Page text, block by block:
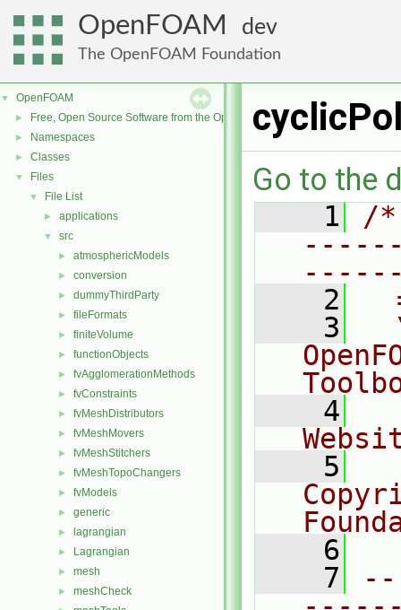
OpenFOAM dev
The OpenFOAM Foundation
▼ OpenFOAM
► Free, Open Source Software from the OpenFOAM Foundation
► Namespaces
► Classes
▼ Files
▼ File List
► applications
▼ src
► atmosphericModels
► conversion
► dummyThirdParty
► fileFormats
► finiteVolume
► functionObjects
► fvAgglomerationMethods
► fvConstraints
► fvMeshDistributors
► fvMeshMovers
► fvMeshStitchers
► fvMeshTopoChangers
► fvModels
► generic
► lagrangian
► Lagrangian
► mesh
► meshCheck
Go to the
    1
/
    2
    3
    4
    5
    6
    7